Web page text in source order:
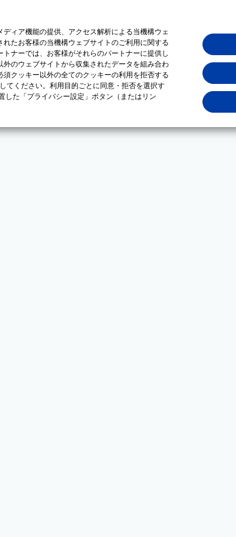
ィア機能の提供、アクセス解析による当機構ウェ
たお客様の当機構ウェブサイトのご利用に関する
ナーでは、お客様がそれらのパートナーに提供し
のウェブサイトから収集されたデータを組み合わ
クッキー以外の全てのクッキーの利用を拒否する
てください。利用目的ごとに同意・拒否を選択す
した「プライバシー設定」ボタン（またはリン